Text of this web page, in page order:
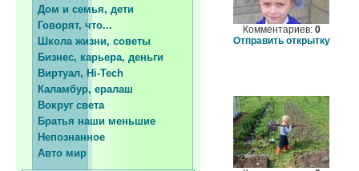
Дом и семья, дети
Говорят, что...
Школа жизни, советы
Бизнес, карьера, деньги
Виртуал, Hi-Tech
Каламбур, ералаш
Вокруг света
Братья наши меньшие
Непознанное
Авто мир
Комментариев: 0
Отправить открытку